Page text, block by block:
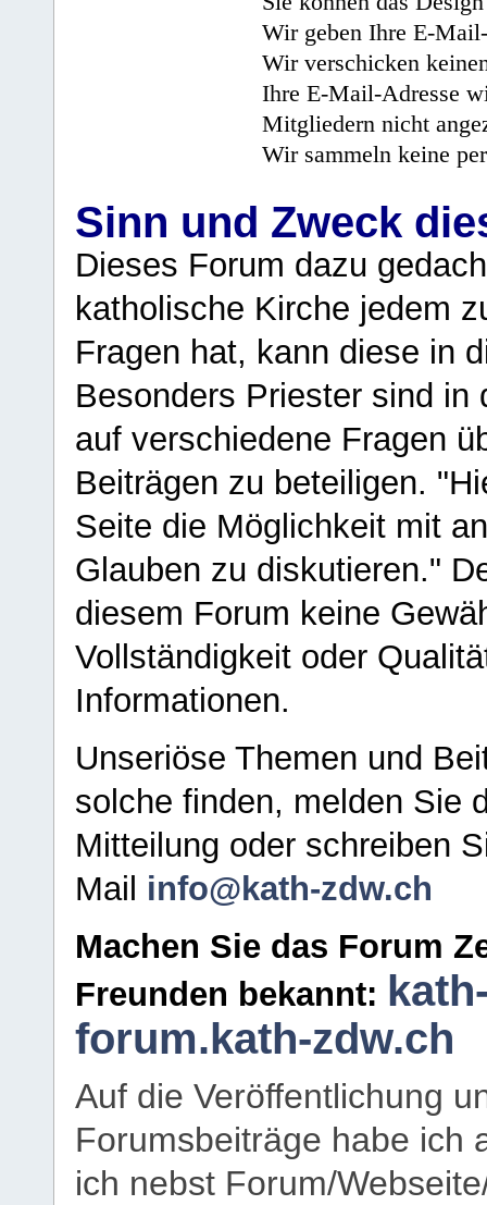
Wir geben Ihre E-
Wir verschicken
Ihre E-Mail-Adresse
Mitgliedern nicht
Wir sammeln keine
Sinn und Zweck
Dieses Forum dazu
katholische Kirche jedem
Fragen hat, kann diese in
Besonders Priester sind in
auf verschiedene Fragen
Beiträgen zu beteiligen.
Seite die Möglichkeit mit
Glauben zu diskutieren."
diesem Forum keine
Vollständigkeit oder
Informationen.
Unseriöse Themen und
solche finden, melden Sie
Mitteilung oder schreiben
Mail info@kath-zdw.ch
Machen Sie das Forum
Freunden bekannt:
forum.kath-zdw.ch
Auf die Veröffentlichung
Forumsbeiträge habe ich
ich nebst Forum/